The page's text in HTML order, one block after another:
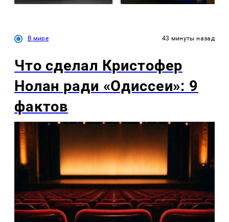
В мире 43 минуты назад
Что сделал Кристофер
Нолан ради «Одиссеи»: 9
фактов